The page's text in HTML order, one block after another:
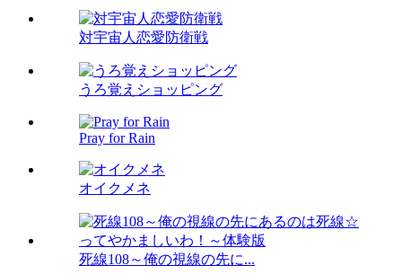
対宇宙人恋愛防衛戦
うろ覚えショッピング
Pray for Rain
オイクメネ
死線108～俺の視線の先に...